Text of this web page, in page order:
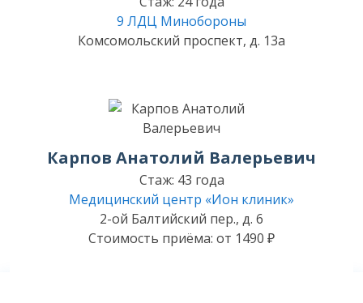
9 ЛДЦ Минобороны
Комсомольский проспект, д. 13а
Карпов Анатолий Валерьевич
Стаж: 43 года
Медицинский центр «Ион клиник»
2-ой Балтийский пер., д. 6
Стоимость приёма: от 1490 ₽